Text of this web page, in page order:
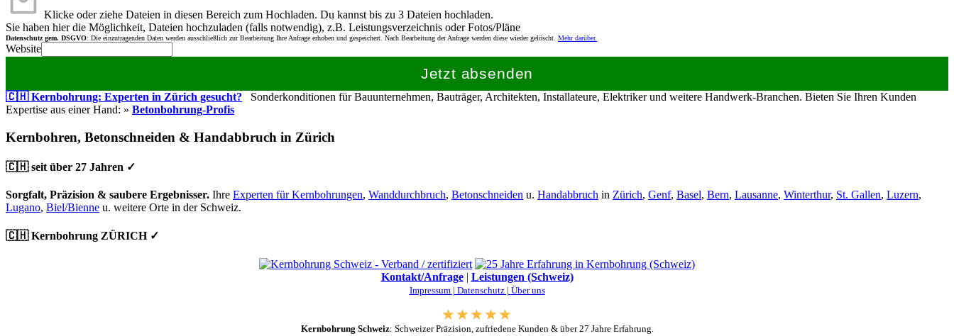
Klicke oder ziehe Dateien in diesen Bereich zum Hochladen. Du kannst bis zu 3 Dateien hochladen.
Sie haben hier die Möglichkeit, Dateien hochzuladen (falls notwendig), z.B. Leistungsverzeichnis oder Fotos/Pläne
Datenschutz gem. DSGVO: Die einzutragenden Daten werden ausschließlich zur Bearbeitung Ihre Anfrage erhoben und gespeichert. Nach Bearbeitung der Anfrage werden diese wieder gelöscht. Mehr darüber.
Website
Jetzt absenden
🇨🇭 Kernbohrung: Experten in Zürich gesucht? Sonderkonditionen für Bauunternehmen, Bauträger, Architekten, Installateure, Elektriker und weitere Handwerk-Branchen. Bieten Sie Ihren Kunden
Expertise aus einer Hand: » Betonbohrung-Profis
Kernbohren, Betonschneiden & Handabbruch in Zürich
🇨🇭 seit über 27 Jahren ✓
Sorgfalt, Präzision & saubere Ergebnisser. Ihre Experten für Kernbohrungen, Wanddurchbruch, Betonschneiden u. Handabbruch in Zürich, Genf, Basel, Bern, Lausanne, Winterthur, St. Gallen, Luzern,
Lugano, Biel/Bienne u. weitere Orte in der Schweiz.
🇨🇭 Kernbohrung ZÜRICH ✓
Kontakt/Anfrage| Leistungen (Schweiz)
Impressum | Datenschutz | Über uns
Kernbohrung Schweiz: Schweizer Präzision, zufriedene Kunden & über 27 Jahre Erfahrung.